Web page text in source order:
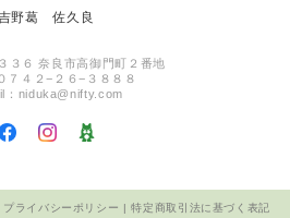
野葛 佐久良
３６ 奈良市高御門町２番地
７４２−２６−３８８８
niduka@nifty.com
プライバシーポリシー |特定商取引法に基づく表記